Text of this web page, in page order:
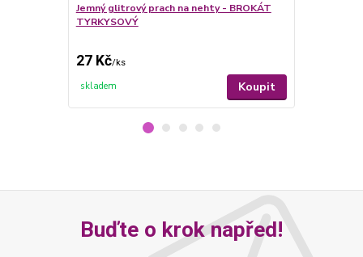
Jemný glitrový prach na nehty - BROKÁT
TYRKYSOVÝ
27 Kč/ks
skladem Koupit
Buďte o krok napřed!